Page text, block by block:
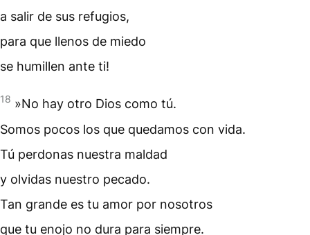
a salir de sus refugios,
para que llenos de miedo
se humillen ante ti!
18 »No hay otro Dios como tú.
Somos pocos los que quedamos con vida.
Tú perdonas nuestra maldad
y olvidas nuestro pecado.
Tan grande es tu amor por nosotros
que tu enojo no dura para siempre.